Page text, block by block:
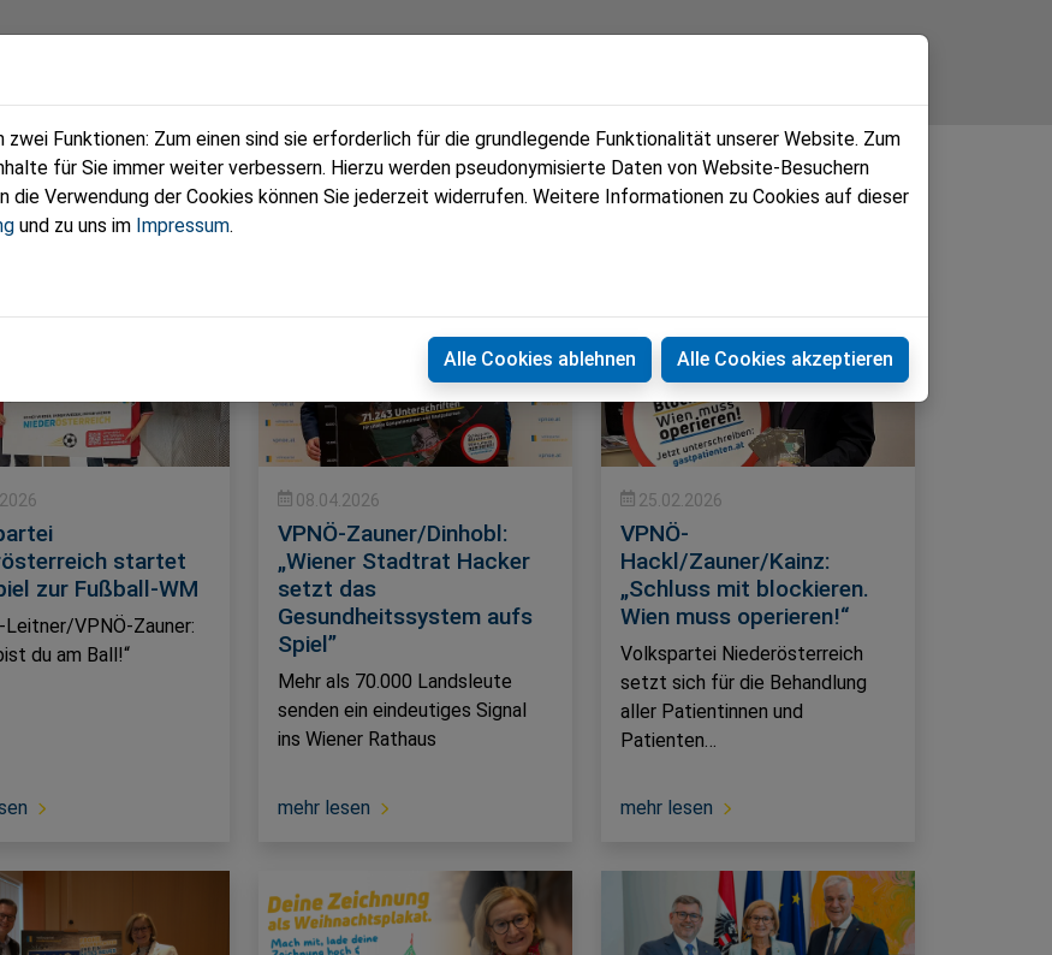
startet
zur Fußball-WM
Leitner/VPNÖ-Zauner:
du am Ball!“
08.04.2026
VPNÖ-Zauner/Dinhobl:
„Wiener Stadtrat Hacker
setzt das
Gesundheitssystem aufs
Spiel”
Mehr als 70.000 Landsleute
senden ein eindeutiges Signal
ins Wiener Rathaus
mehr lesen
25.02.2026
VPNÖ-
Hackl/Zauner/Kainz:
„Schluss mit blockieren.
Wien muss operieren!“
Volkspartei Niederösterreich
setzt sich für die Behandlung
aller Patientinnen und
Patienten…
mehr lesen
Funktionen: Zum einen sind sie erforderlich für die grundlegende Funktionalität unserer Website. Zum
für Sie immer weiter verbessern. Hierzu werden pseudonymisierte Daten von Website-Besuchern
die Verwendung der Cookies können Sie jederzeit widerrufen. Weitere Informationen zu Cookies auf dieser
und zu uns im Impressum.
Alle Cookies ablehnen Alle Cookies akzeptieren